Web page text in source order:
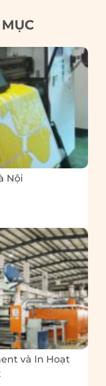
Nội
và In Hoạt